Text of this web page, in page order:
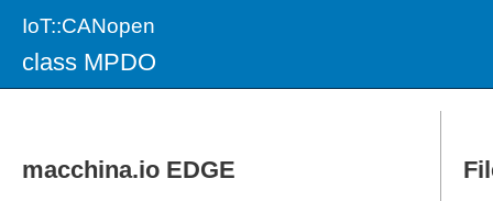
IoT::CANopen
class MPDO